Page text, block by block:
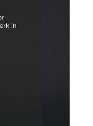
in